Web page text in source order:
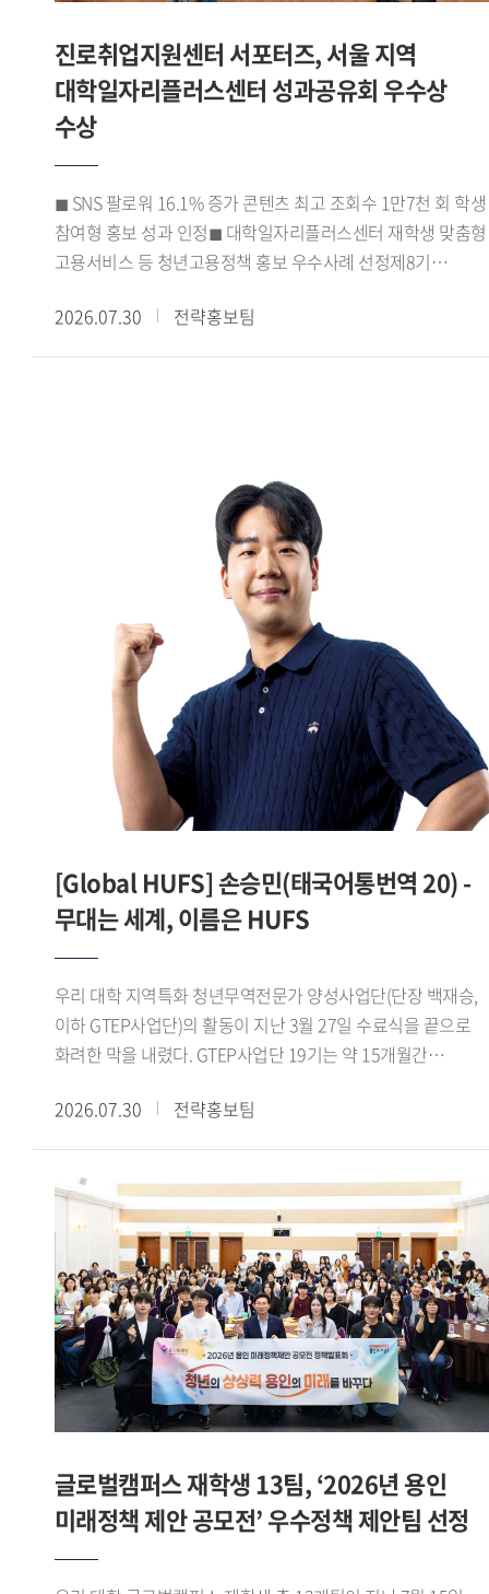
구체적인 실행안을 구성했다.광미사팀은 강민서(팀장 GBT 22),
이정민(독일어통번역 23), 유승원(철학 24), 윤혜령
(이탈리아어통번역 21) 학생으로 구성됐다. 서로 다른 전공의
학생들은 아이디어 도출과 시장 데이터 분석, 캠페인 전략 수립,
기획안 제작에 이르는 전 과정을 함께 수행했다.
코삭챌린저상은 각 지역 예선 출품작 가운데 상위 15% 이내의
우수작에 수여되는 상이다. 이번 수상은 광미사팀의 기획력과
캠페인의 실현 가능성을 인정받은 결과로, 교과목에서 진행한
수업과 실무를 연계한 교육의 성과를 보여주는 사례로
진로취업지원센터 서포터즈, 서울 지역
대학일자리플러스센터 성과공유회 우수상
수상
◼ SNS 팔로워 16.1% 증가 콘텐츠 최고 조회수 1만7천 회 학생
참여형 홍보 성과 인정◼ 대학일자리플러스센터 재학생 맞춤형
고용서비스 등 청년고용정책 홍보 우수사례 선정제8기
대학일자리플러스센터 성과공유회에서 우수상을 수상하며
학생 참여형 진로 취업 홍보 활동의 우수성을 인정받았다.우리
대학일자리플러스센터(거점형) 사업을 비롯해 고용노동부의
재학생 맞춤형 고용서비스와 졸업생 특화프로그램 등을
학생들에게 알리고 참여를 확대하기 위한 다양한 홍보 활동을
펼쳤다.특히 카드뉴스와 숏폼 영상 등 학생들의 이용 방식에
맞춘 디지털 콘텐츠를 제작 운영하며 SNS 팔로워를 16.1%
늘렸고, 콘텐츠 최고 조회수 1만7천 회를 기록하는 등 높은 홍
성과를 거뒀다.이 같은 성과를 바탕으로 제8기
진로취업지원센터 서포터즈는 지난 7월 28일
서울고용복지플러스센터 청년ON 라운지 다목적홀에서 열린
「2026년 서울 지역 대학일자리플러스센터 성과공유회」에서
심사 결과 1위를 기록하며 우수상을 수상했다.서포터즈 대표
서민성 학생(차이나데이터큐레이션전공 23)은 "학생들의
노력했다"며 "학생들과의 공감과 소통을 중심으로 한 활동이
좋은 평가를 받아 뜻깊게 생각한다"고 말했다.한편 우리 대학
대학일자리플러스본부는 이번 성과를 바탕으로 2026학년도
맞춤형 진로 취업 정보 제공과 청년고용정책 홍보를
지속적으로 추진할 계획이다.
2026.07.30 전략홍보팀
[Global HUFS] 손승민(태국어통번역 20) -
무대는 세계, 이름은 HUFS
우리 대학 지역특화 청년무역전문가 양성사업단(단장 백재승,
이하 GTEP사업단)의 활동이 지난 3월 27일 수료식을 끝으로
화려한 막을 내렸다. GTEP사업단 19기는 약 15개월간
이상의 교육과정을 이수하고, 산학협력 기업과 연계한 해외
다양한 실무 프로젝트를 수행했다. 그중 우수학생 부문에서
손승민(태국어통번역 20) 학생이 산업통상자원부 장관상을
받으며 빛나는 성과를 기록했다. - 우수학생 부문에서
산업통상자원부 장관상을 받았습니다. 소감을 들려주세요.
GTEP 19기 친구들 특히 우리 5팀과 함께 고생하며 달린 끝에
산업통상자원부 장관상 이라는 과분한 결과를 얻게 되어 무척
영광스럽습니다. 그리고 아낌없이 지도해주신 백재승 교수님과
김민정 실장님께 감사한 마음이 큽니다. - GTEP사업단을 통해
480시간 이상의 교육과정 이수와 다양한 실무 프로젝트를
경험했습니다. 사업단 활동이 어떤 의미였는지 들어보고
싶습니다. 대학 생활 중 손에 꼽히는 유의미한 활동이면서
한편으로는 쉽지 않은 활동이었다고 느낍니다. 수출입 관련
교육과정을 480시간 이상 받고, 기업과 연계한 실무활동 약
120시간이 진행됐습니다. 처음에는 긴 시간 활동이 가능할까
싶었는데 매 순간 성실하게 임하다 보니 모든 과정을
2026.07.30 전략홍보팀
글로벌캠퍼스 재학생 13팀, ‘2026년 용인
미래정책 제안 공모전’ 우수정책 제안팀 선정